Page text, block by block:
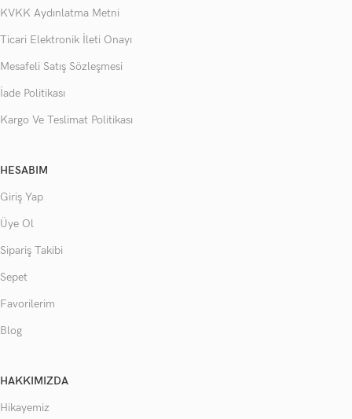
KVKK Aydınlatma Metni
Ticari Elektronik İleti Onayı
Mesafeli Satış Sözleşmesi
İade Politikası
Kargo Ve Teslimat Politikası
HESABIM
Giriş Yap
Üye Ol
Sipariş Takibi
Sepet
Favorilerim
Blog
HAKKIMIZDA
Hikayemiz